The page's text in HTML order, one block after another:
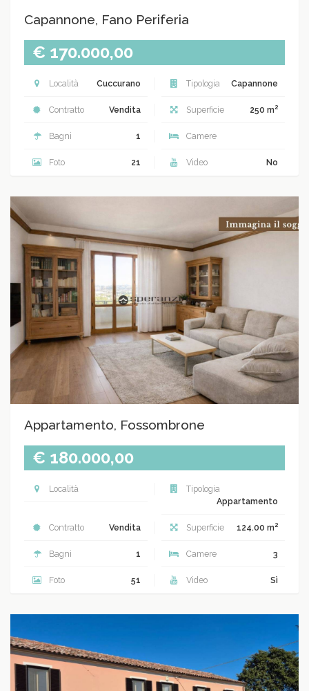
Capannone, Fano Periferia
€ 170.000,00
Località Cuccurano Tipologia Capannone
Contratto Vendita Superficie 250 m2
Bagni 1 Camere
Foto 21 Video No
Appartamento, Fossombrone
€ 180.000,00
Località
Tipologia
Appartamento
Contratto Vendita Superficie 124.00 m2
Bagni 1 Camere 3
Foto 51 Video Sì